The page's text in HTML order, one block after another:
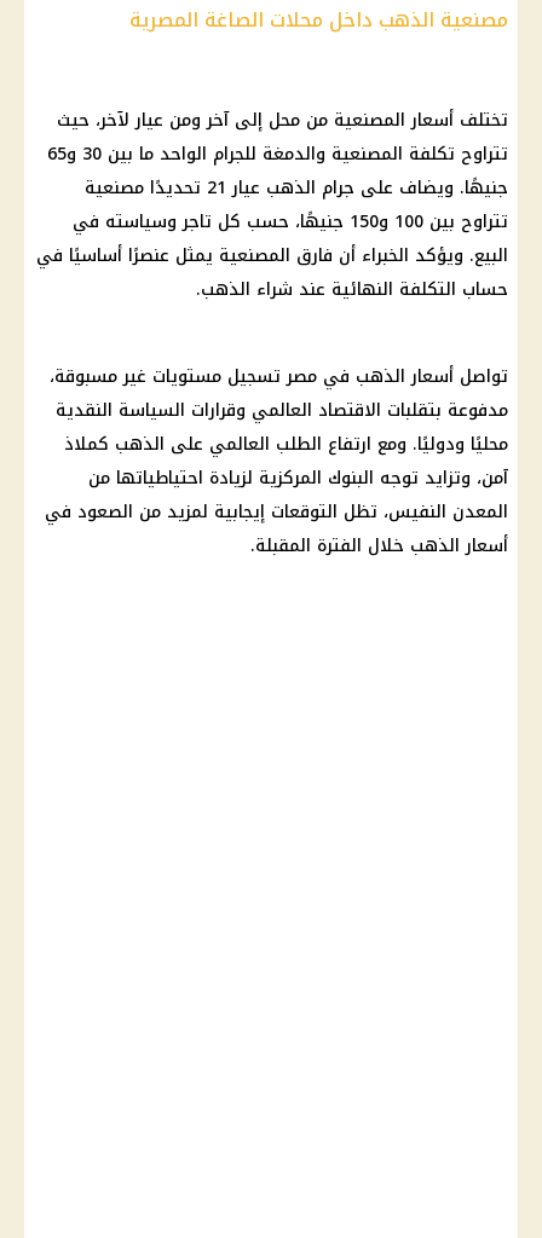
مصنعية الذهب داخل محلات الصاغة المصرية
تختلف أسعارالمصنعية من محل إلى آخر ومن عيار لآخر، حيث
تتراوح تكلفة المصنعية والدمغة للجرام الواحد ما بين 30 و65
جنيهًا. ويضاف على جرام الذهب
عيار 21 تحديدًا مصنعية
تتراوح بين 100 و150 جنيهًا، حسب كل تاجر وسياسته في
البيع. ويؤكد الخبراء أن فارق المصنعية يمثل عنصرًا أساسيًا في
حساب التكلفة النهائية عند شراء الذهب.
تواصل أسعار الذهب في مصرتسجيل مستويات غير مسبوقة،
مدفوعة بتقلبات الاقتصاد العالمي وقرارات السياسة النقدية
محليًا ودوليًا. ومع ارتفاع الطلب العالمي على الذهب كملاذ
آمن، وتزايد توجه البنوك المركزية لزيادة احتياطياتها من
المعدن النفيس، تظل التوقعات إيجابية لمزيد من الصعود في
أسعار الذهب خلال الفترة المقبلة.